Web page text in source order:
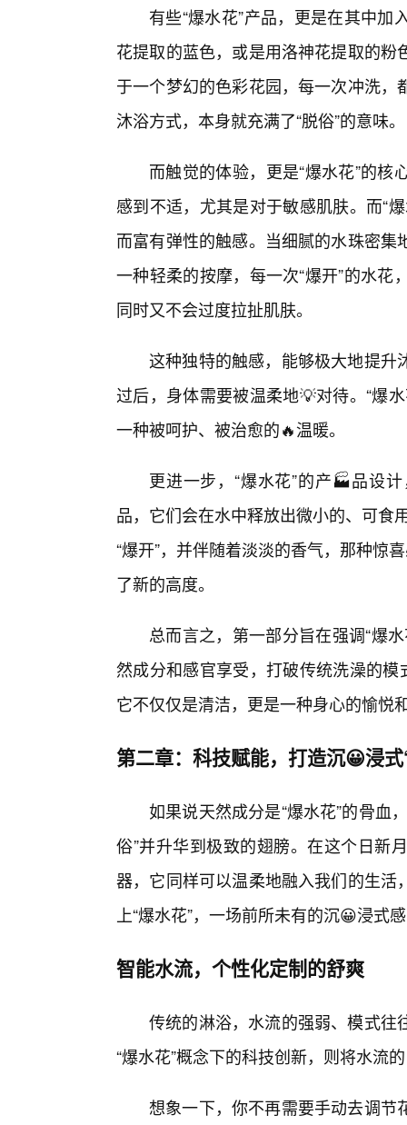
有些“爆水花”产品，更是在其中
花提取的蓝色，或是用洛神花提取的
于一个梦幻的色彩花园，每一次冲洗
沐浴方式，本身就充满了“脱俗”的意味。
而触觉的体验，更是“爆水花”的
感到不适，尤其是对于敏感肌肤。而“
而富有弹性的触感。当细腻的水珠密
一种轻柔的按摩，每一次“爆开”的水
同时又不会过度拉扯肌肤。
这种独特的触感，能够极大地提升
过后，身体需要被温柔地💡对待。“爆
一种被呵护、被治愈的🔥温暖。
更进一步，“爆水花”的产🏭品设
品，它们会在水中释放出微小的、可食
“爆开”，并伴随着淡淡的香气，那种惊
了新的高度。
总而言之，第一部分旨在强调“爆
然成分和感官享受，打破传统洗澡的
它不仅仅是清洁，更是一种身心的愉悦
第二章：科技赋能，打造沉😀浸
如果说天然成分是“爆水花”的骨血
俗”并升华到极致的翅膀。在这个日新
器，它同样可以温柔地融入我们的生
上“爆水花”，一场前所未有的沉😀浸式
智能水流，个性化定制的舒爽
传统的淋浴，水流的强弱、模式往
“爆水花”概念下的科技创新，则将水流
想象一下，你不再需要手动去调节